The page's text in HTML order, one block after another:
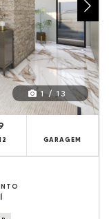
1 / 13
GARAGEM